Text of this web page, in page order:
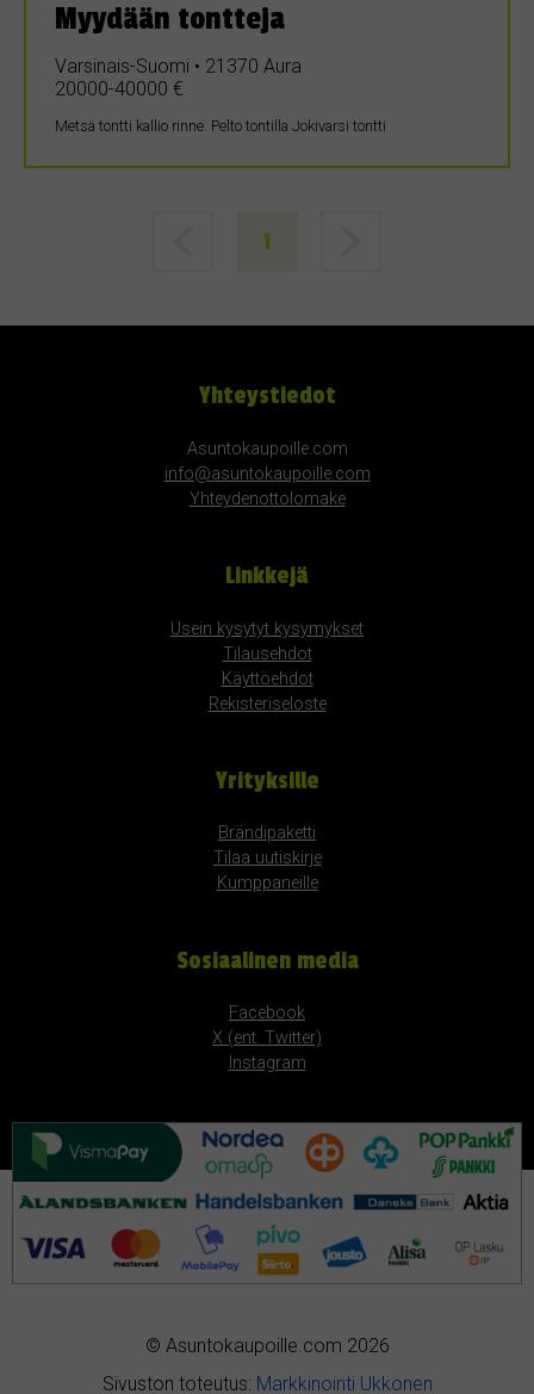
Myydään tontteja
Varsinais-Suomi • 21370 Aura
20000-40000 €
Metsä tontti kallio rinne. Pelto tontilla Jokivarsi tontti
1
Yhteystiedot
Asuntokaupoille.com
info@asuntokaupoille.com
Yhteydenottolomake
Linkkejä
Usein kysytyt kysymykset
Tilausehdot
Käyttöehdot
Rekisteriseloste
Yrityksille
Brändipaketti
Tilaa uutiskirje
Kumppaneille
Sosiaalinen media
Facebook
X (ent. Twitter)
Instagram
© Asuntokaupoille.com 2026
Sivuston toteutus: Markkinointi Ukkonen